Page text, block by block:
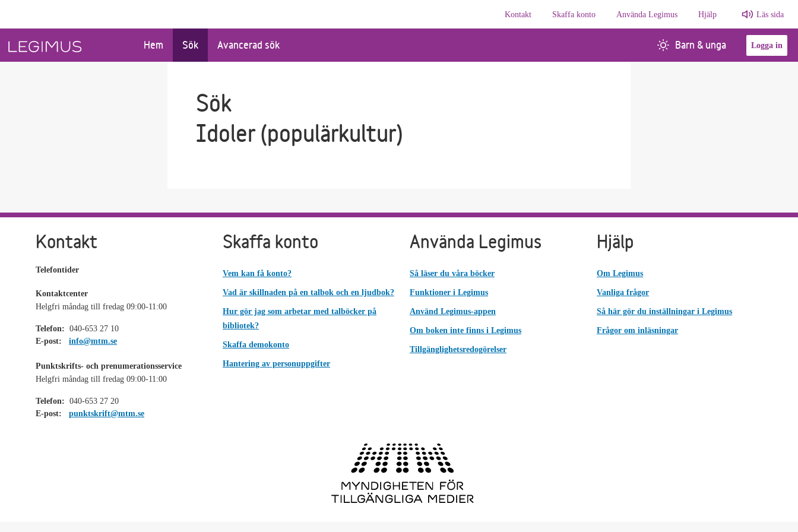
Kontakt
Skaffa konto Använda Legimus Hjälp Läs sida
Hem Sök Avancerad sök Barn & unga Logga in
Sök
Idoler (populärkultur)
Kontakt
Telefontider
Kontaktcenter
Helgfri måndag till fredag 09:00-11:00
Telefon: 040-653 27 10
E-post:
info@mtm.se
Punktskrifts- och prenumerationsservice
Helgfri måndag till fredag 09:00-11:00
Telefon: 040-653 27 20
E-post:
punktskrift@mtm.se
Skaffa konto
Vem kan få konto?
Vad är skillnaden på en talbok och en ljudbok?
Hur gör jag som arbetar med talböcker på
bibliotek?
Skaffa demokonto
Hantering av personuppgifter
Använda Legimus
Så läser du våra böcker
Funktioner i Legimus
Använd Legimus-appen
Om boken inte finns i Legimus
Tillgänglighetsredogörelser
Hjälp
Om Legimus
Vanliga frågor
Så här gör du inställningar i Legimus
Frågor om inläsningar